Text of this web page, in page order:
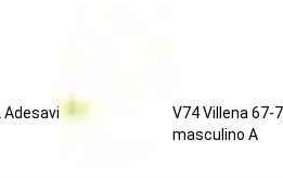
Adesavi
V74 Villena 67-
masculino A